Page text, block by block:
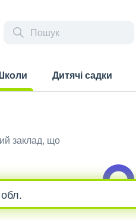
Дитячі садки
заклад, що